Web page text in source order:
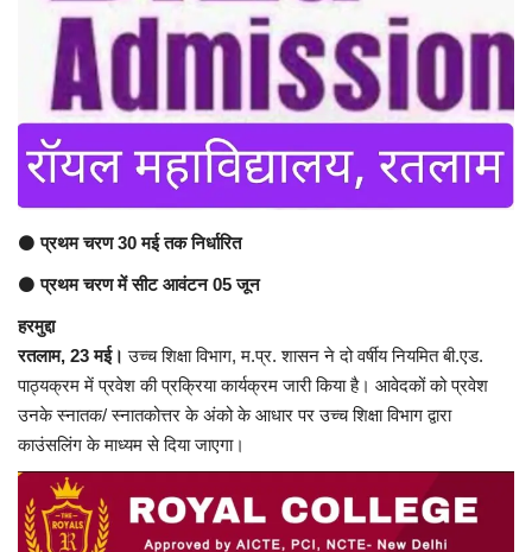
अंतर्राष्ट्रीय
कला संस्कृति
रेलवे
मनोरंजन
धर्म-संस्कृति
विचार सरोकार
खेल सरोकार
⚫प्रथम चरण 30 मई तक निर्धारित
⚫ प्रथम चरण में सीट आवंटन 05 जून
हरमुद्दा
रतलाम, 23 मई। उच्च शिक्षा विभाग, म.प्र. शासन ने दो वर्षीय नियमित बी.एड.
पाठ्यक्रम में प्रवेश की प्रक्रिया कार्यक्रम जारी किया है। आवेदकों को प्रवेश
उनके स्नातक/ स्नातकोत्तर के अंको के आधार पर उच्च शिक्षा विभाग द्वारा
काउंसलिंग के माध्यम से दिया जाएगा।